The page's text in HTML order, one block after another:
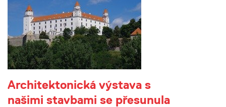
Architektonická výstava s
našimi stavbami se přesunula